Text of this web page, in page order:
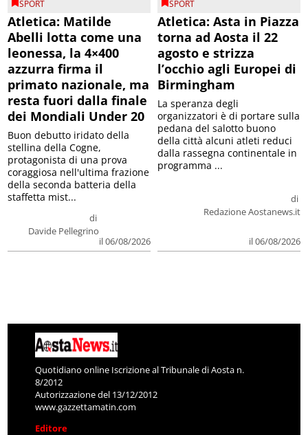
SPORT
Atletica: Matilde
Abelli lotta come una
leonessa, la 4×400
azzurra firma il
primato nazionale, ma
resta fuori dalla finale
dei Mondiali Under 20
di
Davide Pellegrino
il 06/08/2026
Buon debutto iridato della
stellina della Cogne,
protagonista di una prova
coraggiosa nell'ultima frazione
della seconda batteria della
staffetta mist...
SPORT
Atletica: Asta in Piazza
torna ad Aosta il 22
agosto e strizza
l’occhio agli Europei di
Birmingham
di
Redazione Aostanews.it
il 06/08/2026
La speranza degli
organizzatori è di portare sulla
pedana del salotto buono
della città alcuni atleti reduci
dalla rassegna continentale in
programma ...
Quotidiano online Iscrizione al Tribunale di Aosta n.
8/2012
Autorizzazione del 13/12/2012
www.gazzettamatin.com
Editore